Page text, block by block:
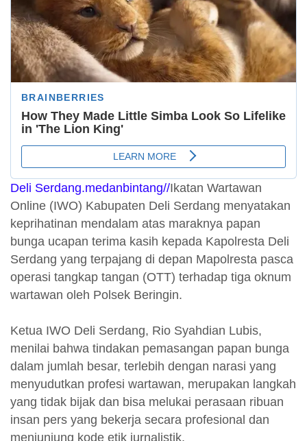
Deli Serdang.medanbintang//Ikatan Wartawan
Online (IWO) Kabupaten Deli Serdang menyatakan
keprihatinan mendalam atas maraknya papan
bunga ucapan terima kasih kepada Kapolresta Deli
Serdang yang terpajang di depan Mapolresta pasca
operasi tangkap tangan (OTT) terhadap tiga oknum
wartawan oleh Polsek Beringin.
Ketua IWO Deli Serdang, Rio Syahdian Lubis,
menilai bahwa tindakan pemasangan papan bunga
dalam jumlah besar, terlebih dengan narasi yang
menyudutkan profesi wartawan, merupakan langkah
yang tidak bijak dan bisa melukai perasaan ribuan
insan pers yang bekerja secara profesional dan
menjunjung kode etik jurnalistik.